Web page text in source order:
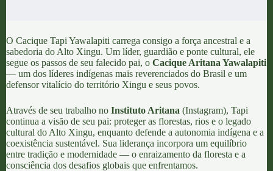
O Cacique Tapi Yawalapiti carrega consigo a força ancestral e a
sabedoria do Alto Xingu. Um líder, guardião e ponte cultural, ele
segue os passos de seu falecido pai, o Cacique Aritana Yawalapiti
— um dos líderes indígenas mais reverenciados do Brasil e um
defensor vitalício do território Xingu e seus povos.
Através de seu trabalho no Instituto Aritana (Instagram), Tapi
continua a visão de seu pai: proteger as florestas, rios e o legado
cultural do Alto Xingu, enquanto defende a autonomia indígena e a
coexistência sustentável. Sua liderança incorpora um equilíbrio
entre tradição e modernidade — o enraizamento da floresta e a
consciência dos desafios globais que enfrentamos.